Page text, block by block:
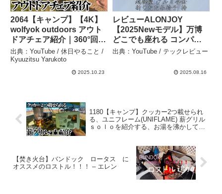
2064【キャンプ】【4K】
wolfyok outdoors アウト
ドアチェア紹介｜360°回転
×防水通気で快適！レビュ
ー – 休日やること /
Kyuuzitsu Yarukoto
出典：YouTube / 休日やること /
Kyuuzitsu Yarukoto
2025.10.23
レビューALONJOY
【2025Newモデル】万博
どこでも座れる コンパク
ト 超軽量 アルミ合金 折り
アウトドアチェア 収納袋
出典：YouTube / テックレビュー
2025.08.16
1180【キャンプ】クッカー2つ載せられ
る、ユニフレーム(UNIFLAME) 薪グリル
ｓｏｌｏを紹介する、お湯を沸かしてコ
【焚き火台】バンドック ロータス に
オススメのロストル！！！ – エレン